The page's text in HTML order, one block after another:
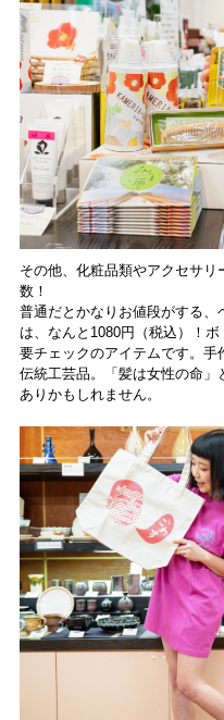
その他、化粧品類やアクセサ
数！
普通だとかなりお値段がする、
は、なんと1080円（税込）！
要チェックのアイテムです。
伝統工芸品。「髪は女性の命」
ありかもしれません。